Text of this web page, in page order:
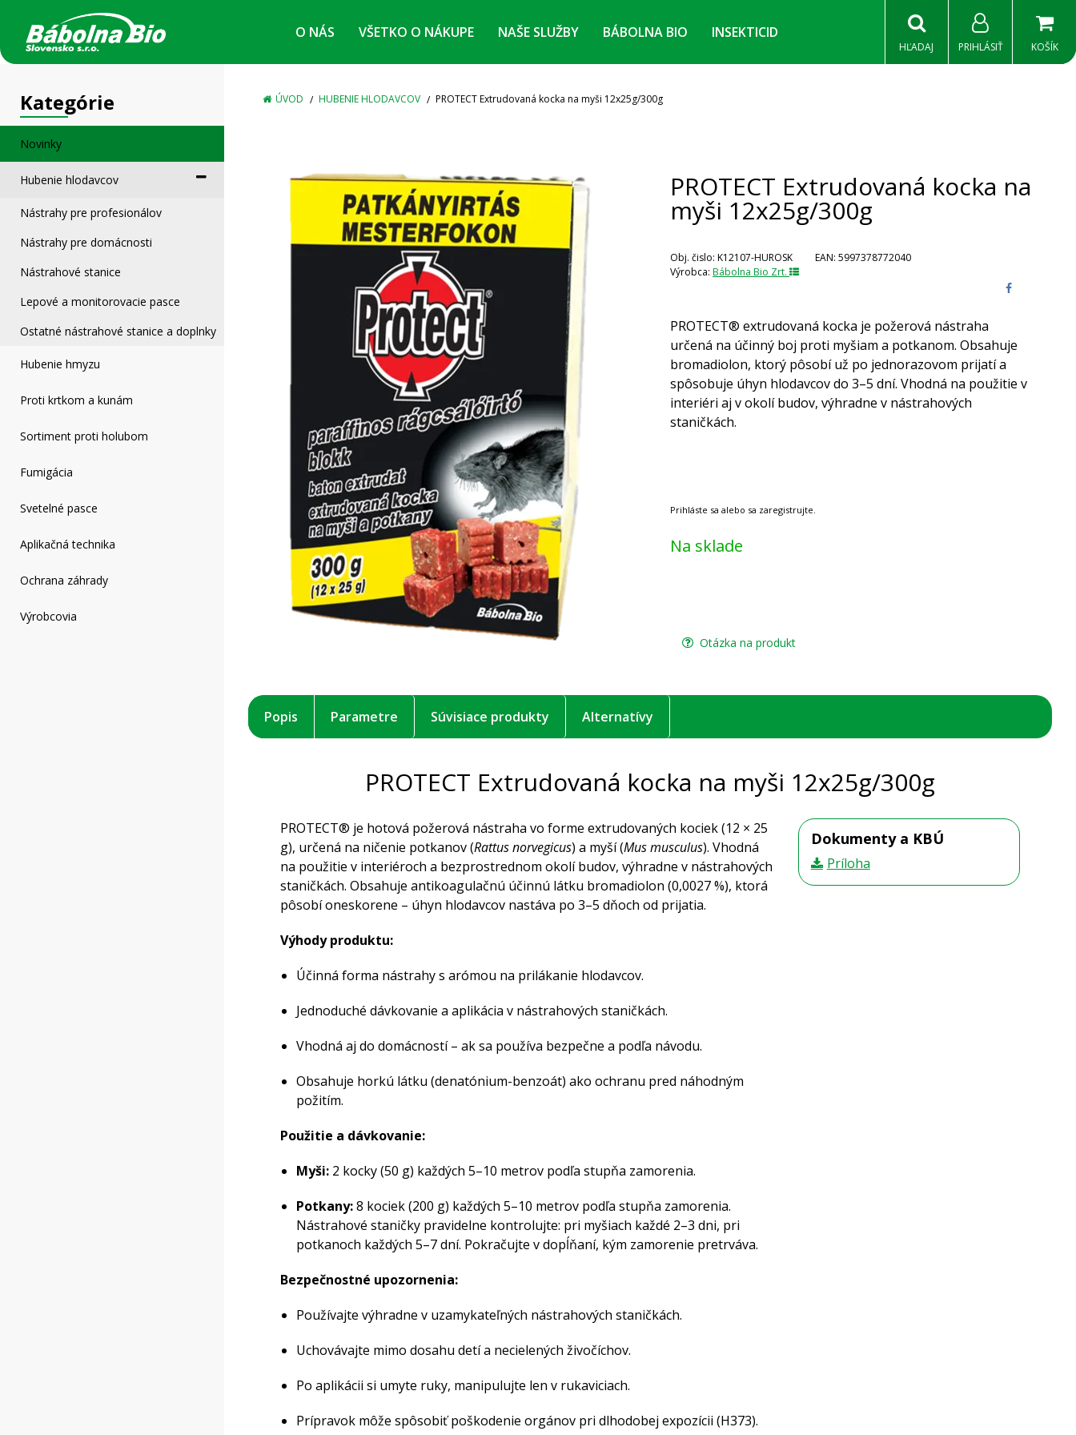
O NÁS VŠETKO O NÁKUPE NAŠE SLUŽBY BÁBOLNA BIO INSEKTICID
KOŠÍK
PRIHLÁSIŤ
HĽADAJ
Novinky
Hubenie hlodavcov
Nástrahy pre profesionálov
Nástrahy pre domácnosti
Nástrahové stanice
Lepové a monitorovacie pasce
Ostatné nástrahové stanice a doplnky
Hubenie hmyzu
Proti krtkom a kunám
Sortiment proti holubom
Fumigácia
Svetelné pasce
Aplikačná technika
Ochrana záhrady
Výrobcovia
ÚVOD HUBENIE HLODAVCOV PROTECT Extrudovaná kocka na myši 12x25g/300g
PROTECT Extrudovaná kocka na
myši 12x25g/300g
Obj. čislo: K12107-HUROSK EAN: 5997378772040
Výrobca: Bábolna Bio Zrt.
PROTECT® extrudovaná kocka je požerová nástraha
určená na účinný boj proti myšiam a potkanom. Obsahuje
bromadiolon, ktorý pôsobí už po jednorazovom prijatí a
spôsobuje úhyn hlodavcov do 3–5 dní. Vhodná na použitie v
interiéri aj v okolí budov, výhradne v nástrahových
staničkách.
Na sklade
Otázka na produkt
Popis Parametre Súvisiace produkty Alternatívy
PROTECT Extrudovaná kocka na myši 12x25g/300g
Dokumenty a KBÚ
Príloha
PROTECT® je hotová požerová nástraha vo forme extrudovaných kociek (12 × 25
g), určená na ničenie potkanov (Rattus norvegicus) a myší (Mus musculus). Vhodná
na použitie v interiéroch a bezprostrednom okolí budov, výhradne v nástrahových
staničkách. Obsahuje antikoagulačnú účinnú látku bromadiolon (0,0027 %), ktorá
pôsobí oneskorene – úhyn hlodavcov nastáva po 3–5 dňoch od prijatia.
Výhody produktu:
Účinná forma nástrahy s arómou na prilákanie hlodavcov.
Jednoduché dávkovanie a aplikácia v nástrahových staničkách.
Vhodná aj do domácností – ak sa používa bezpečne a podľa návodu.
Obsahuje horkú látku (denatónium-benzoát) ako ochranu pred náhodným
požitím.
Použitie a dávkovanie:
Myši: 2 kocky (50 g) každých 5–10 metrov podľa stupňa zamorenia.
Potkany:8 kociek (200 g) každých 5–10 metrov podľa stupňa zamorenia.
Nástrahové staničky pravidelne kontrolujte: pri myšiach každé 2–3 dni, pri
potkanoch každých 5–7 dní. Pokračujte v dopĺňaní, kým zamorenie pretrváva.
Bezpečnostné upozornenia:
Používajte výhradne v uzamykateľných nástrahových staničkách.
Uchovávajte mimo dosahu detí a necielených živočíchov.
Po aplikácii si umyte ruky, manipulujte len v rukaviciach.
Prípravok môže spôsobiť poškodenie orgánov pri dlhodobej expozícii (H373).